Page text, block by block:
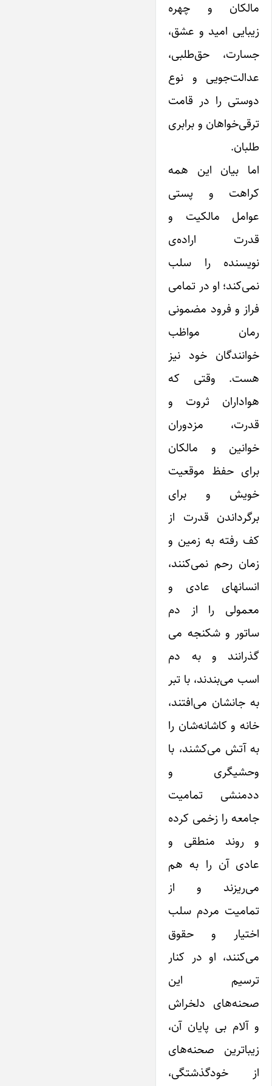
مالکان و چهره
زیبایی امید و عشق،
جسارت، حق‌طلبی،
عدالت‌جویی و نوع
دوستی را در قامت
ترقی‌خواهان و برابری
طلبان.
اما بیان این همه
کراهت و پستی
عوامل مالکیت و
قدرت اراده‌ی
نویسنده را سلب
نمی‌کند؛ او در تمامی
فراز و فرود مضمونی
رمان مواظب
خوانندگان خود نیز
هست. وقتی که
هواداران ثروت و
قدرت، مزدوران
خوانین و مالکان
برای حفظ موقعیت
خویش و برای
برگرداندن قدرت از
کف رفته به زمین و
زمان رحم نمی‌کنند،
انسانهای عادی و
معمولی را از دم
ساتور و شکنجه می
گذرانند و به دم
اسب می‌بندند، با تبر
به جانشان می‌افتند،
خانه و کاشانه‌شان را
به آتش می‌کشند، با
وحشیگری و
ددمنشی تمامیت
جامعه را زخمی کرده
و روند منطقی و
عادی آن را به هم
می‌ریزند و از
تمامیت مردم سلب
اختیار و حقوق
می‌کنند، او در کنار
ترسیم این
صحنه‌های دلخراش
و آلام بی پایان آن،
زیباترین صحنه‌های
از خودگذشتگی،